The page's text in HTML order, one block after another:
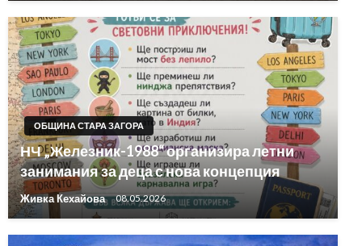
ОБЩИНА СТАРА ЗАГОРА
НЧ „Железник-1988“ организира летни
занимания за деца с нова концепция
Живка Кехайова 08.05.2026